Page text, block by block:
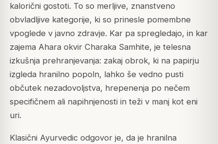
kalorični gostoti. To so merljive, znanstveno
obvladljive kategorije, ki so prinesle pomembne
vpoglede v javno zdravje. Kar pa spregledajo, in kar
zajema Ahara okvir Charaka Samhite, je telesna
izkušnja prehranjevanja: zakaj obrok, ki na papirju
izgleda hranilno popoln, lahko še vedno pusti
občutek nezadovoljstva, hrepenenja po nečem
specifičnem ali napihnjenosti in teži v manj kot eni
uri.
Klasični Ayurvedic odgovor je, da je hranilna